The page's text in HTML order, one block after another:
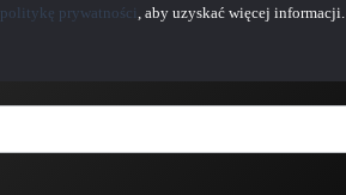
politykę prywatności, aby uzyskać więcej informacji.